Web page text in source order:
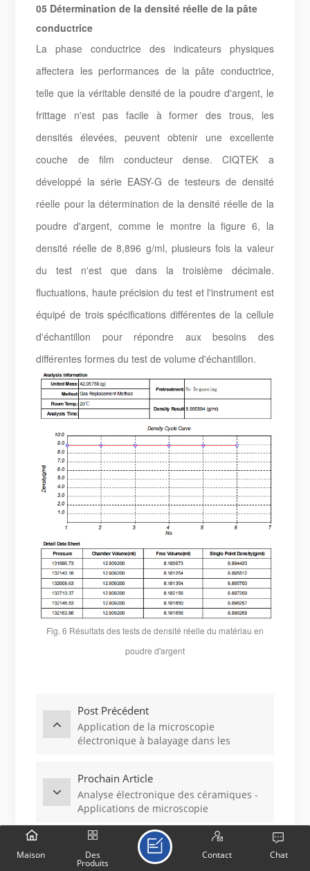
05 Détermination de la densité réelle de la pâte
conductrice
La phase conductrice des indicateurs physiques
affectera les performances de la pâte conductrice,
telle que la véritable densité de la poudre d'argent, le
frittage n'est pas facile à former des trous, les
densités élevées, peuvent obtenir une excellente
couche de film conducteur dense. CIQTEK a
développé la série EASY-G de testeurs de densité
réelle pour la détermination de la densité réelle de la
poudre d'argent, comme le montre la figure 6, la
densité réelle de 8,896 g/ml, plusieurs fois la valeur
du test n'est que dans la troisième décimale.
fluctuations, haute précision du test et l'instrument est
équipé de trois spécifications différentes de la cellule
d'échantillon pour répondre aux besoins des
différentes formes du test de volume d'échantillon.
Fig. 6 Résultats des tests de densité réelle du matériau en
poudre d'argent
Post Précédent
Application de la microscopie
électronique à balayage dans les
Prochain Article
Analyse électronique des céramiques -
Applications de microscopie
Maison Des
Produits
Chat
Contact